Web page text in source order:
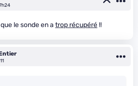
le sonde en a trop récupéré !!